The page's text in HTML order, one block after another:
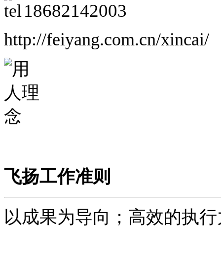
18682142003
http://feiyang.com.cn/xincai/
飞扬工作准则
以成果为导向；高效的执